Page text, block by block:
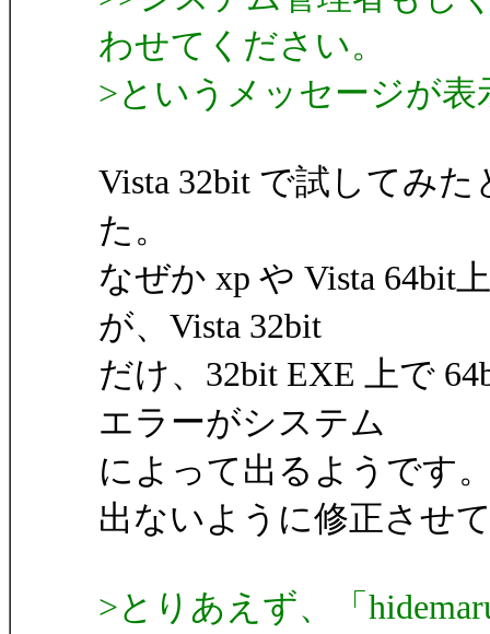
わせてください。
>というメッセージが表
Vista 32bit で試してみ
た。
なぜか xp や Vista 64bit
が、Vista 32bit
だけ、32bit EXE 上で
エラーがシステム
によって出るようです
出ないように修正させ
>とりあえず、「